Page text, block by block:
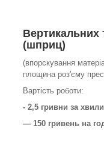
Вертикальних
(шприц)
(впорскування
площина роз'єму
Вартість роботи:
- 2,5 гривни за
— 150 гривень на